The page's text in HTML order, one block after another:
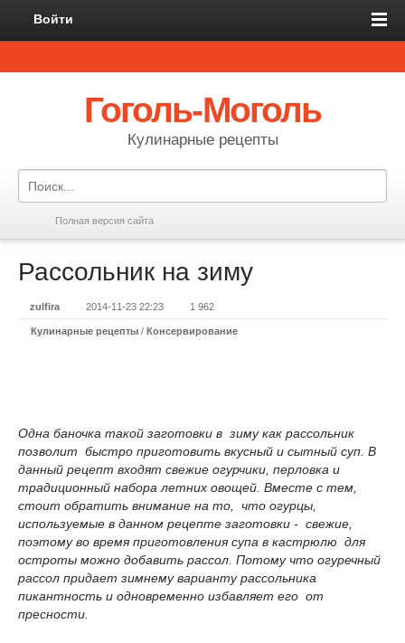
Войти
Гоголь-Моголь
Кулинарные рецепты
Полная версия сайта
Рассольник на зиму
zulfira 2014-11-23 22:23 1 962
Кулинарные рецепты / Консервирование
Одна баночка такой заготовки в зиму как рассольник
позволит быстро приготовить вкусный и сытный суп. В
данный рецепт входят свежие огурчики, перловка и
традиционный набора летних овощей. Вместе с тем,
стоит обратить внимание на то, что огурцы,
используемые в данном рецепте заготовки - свежие,
поэтому во время приготовления супа в кастрюлю для
остроты можно добавить рассол. Потому что огуречный
рассол придает зимнему варианту рассольника
пикантность и одновременно избавляет его от
пресности.